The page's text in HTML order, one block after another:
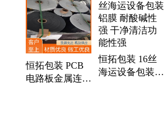
恒拓包装 PCB
电路板金属连接
恒拓包装 16丝
海运设备包装铝